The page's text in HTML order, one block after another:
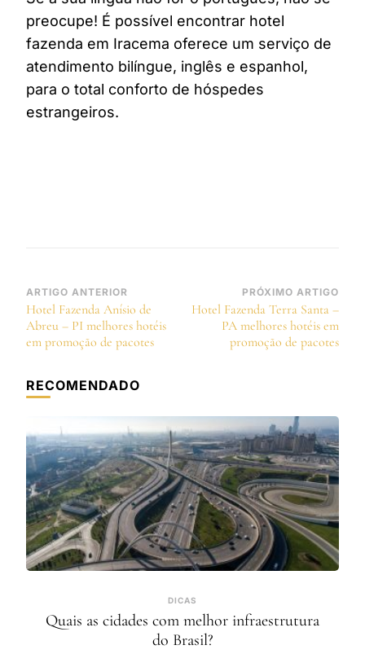
preocupe! É possível encontrar hotel
fazenda em Iracema oferece um serviço de
atendimento bilíngue, inglês e espanhol,
para o total conforto de hóspedes
estrangeiros.
Navegação
de
post
ARTIGO ANTERIOR
Hotel Fazenda Anísio de
Abreu – PI melhores hotéis
em promoção de pacotes
PRÓXIMO ARTIGO
Hotel Fazenda Terra Santa –
PA melhores hotéis em
promoção de pacotes
RECOMENDADO
DICAS
Quais as cidades com melhor infraestrutura
do Brasil?